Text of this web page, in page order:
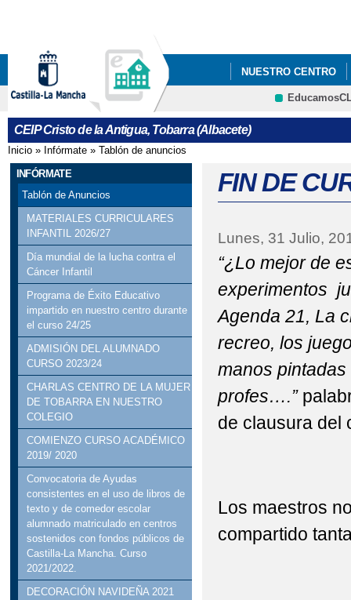
NUESTRO CENTRO
DESPEDIMOS A
PROCESO DE
REUNIÓN PERIODO
CEIP Cristo de la Antigua, Tobarra (Albacete)
Se encuentra usted aquí
Inicio » Infórmate » Tablón de anuncios
INFÓRMATE
Tablón de Anuncios
MATERIALES CURRICULARES
INFANTIL 2026/27
Día mundial de la lucha contra el
Cáncer Infantil
Programa de Éxito Educativo
impartido en nuestro centro durante
el curso 24/25
ADMISIÓN DEL ALUMNADO
CURSO 2023/24
CHARLAS CENTRO DE LA MUJER
DE TOBARRA EN NUESTRO
COLEGIO
COMIENZO CURSO ACADÉMICO
2019/ 2020
Convocatoria de Ayudas
consistentes en el uso de libros de
texto y de comedor escolar
alumnado matriculado en centros
sostenidos con fondos públicos de
Castilla-La Mancha. Curso
2021/2022.
DECORACIÓN NAVIDEÑA 2021
FIN DE
Lunes, 31 Julio,
“¿Lo mejor de
experimentos
Agenda 21, La
recreo, los
manos
profes….”
de clausura del
Los maestros
compartido